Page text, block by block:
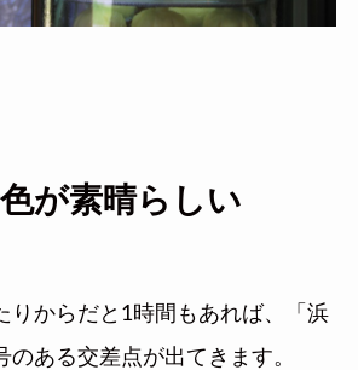
が素晴らしい
りからだと1時間もあれば、「浜
のある交差点が出てきます。